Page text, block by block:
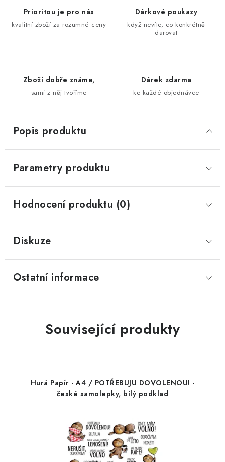
Prioritou je pro nás
kvalitní zboží za rozumné ceny
Dárkové poukazy
když nevíte, co konkrétně
darovat
Zboží dobře známe,
sami z něj tvoříme
Dárek zdarma
ke každé objednávce
Popis produktu
Parametry produktu
Hodnocení produktu (0)
Diskuze
Ostatní informace
Související produkty
Hurá Papír - A4 / POTŘEBUJU DOVOLENOU! -
české samolepky, bílý podklad